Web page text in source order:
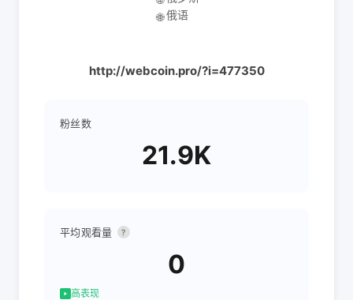
🌐 俄语
http://webcoin.pro/?i=477350
粉丝数
21.9K
平均观看量 ?
0
高表现